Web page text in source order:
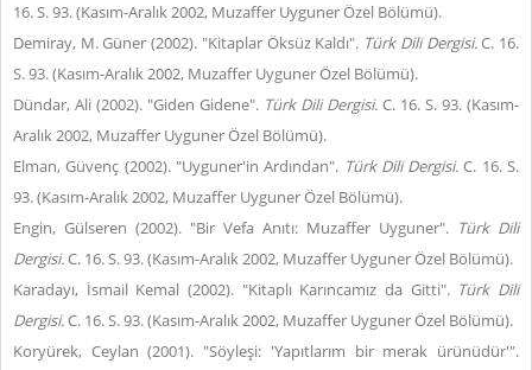
16. S. 93. (Kasım-Aralık 2002, Muzaffer Uyguner Özel Bölümü).
Demiray, M. Güner (2002). "Kitaplar Öksüz Kaldı". Türk Dili Dergisi.C. 16.
S. 93. (Kasım-Aralık 2002, Muzaffer Uyguner Özel Bölümü).
Dündar, Ali (2002). "Giden Gidene". Türk Dili Dergisi. C. 16. S. 93. (Kasım-
Aralık 2002, Muzaffer Uyguner Özel Bölümü).
Elman, Güvenç (2002). "Uyguner'in Ardından". Türk Dili Dergisi.C. 16. S.
93. (Kasım-Aralık 2002, Muzaffer Uyguner Özel Bölümü).
Engin, Gülseren (2002). "Bir Vefa Anıtı: Muzaffer Uyguner". Türk Dili
Dergisi.C. 16. S. 93. (Kasım-Aralık 2002, Muzaffer Uyguner Özel Bölümü).
Karadayı, İsmail Kemal (2002). "Kitaplı Karıncamız da Gitti". Türk Dili
Dergisi.C. 16. S. 93. (Kasım-Aralık 2002, Muzaffer Uyguner Özel Bölümü).
Koryürek, Ceylan (2001). "Söyleşi: 'Yapıtlarım bir merak ürünüdür'".